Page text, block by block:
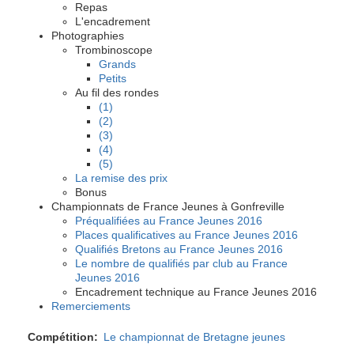
Repas
L'encadrement
Photographies
Trombinoscope
Grands
Petits
Au fil des rondes
(1)
(2)
(3)
(4)
(5)
La remise des prix
Bonus
Championnats de France Jeunes à Gonfreville
Préqualifiées au France Jeunes 2016
Places qualificatives au France Jeunes 2016
Qualifiés Bretons au France Jeunes 2016
Le nombre de qualifiés par club au France
Jeunes 2016
Encadrement technique au France Jeunes 2016
Remerciements
Compétition Le championnat de Bretagne jeunes